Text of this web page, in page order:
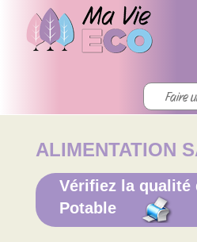
ALIMENTATION
Vérifiez la qualité
Potable